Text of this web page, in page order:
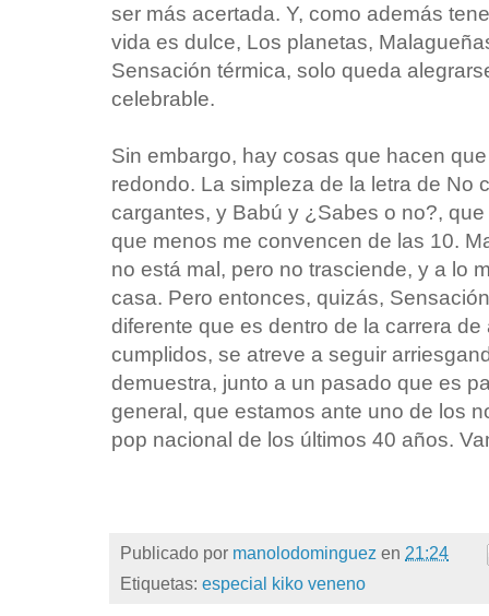
ser más acertada. Y, como además
vida es dulce, Los planetas,
Sensación térmica, solo queda
celebrable.
Sin embargo, hay cosas que hacen
redondo. La simpleza de la letra de No
cargantes, y Babú y ¿Sabes o no?,
que menos me convencen de las 10.
no está mal, pero no trasciende, y a lo
casa. Pero entonces, quizás,
diferente que es dentro de la carrera
cumplidos, se atreve a seguir
demuestra, junto a un pasado que es
general, que estamos ante uno de los
pop nacional de los últimos 40 años.
Publicado por manolodominguez en 21:24
Etiquetas: especial kiko veneno